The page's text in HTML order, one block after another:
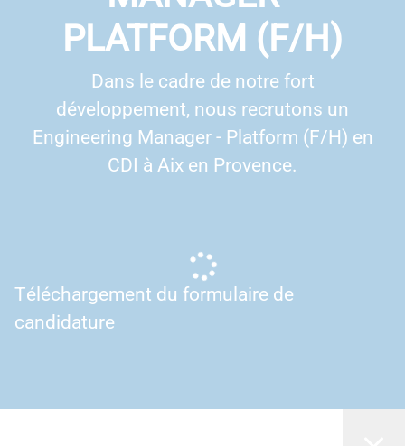
PLATFORM (F/H)
Dans le cadre de notre fort
développement, nous recrutons un
Engineering Manager - Platform (F/H) en
CDI à Aix en Provence.
Téléchargement du formulaire de
candidature